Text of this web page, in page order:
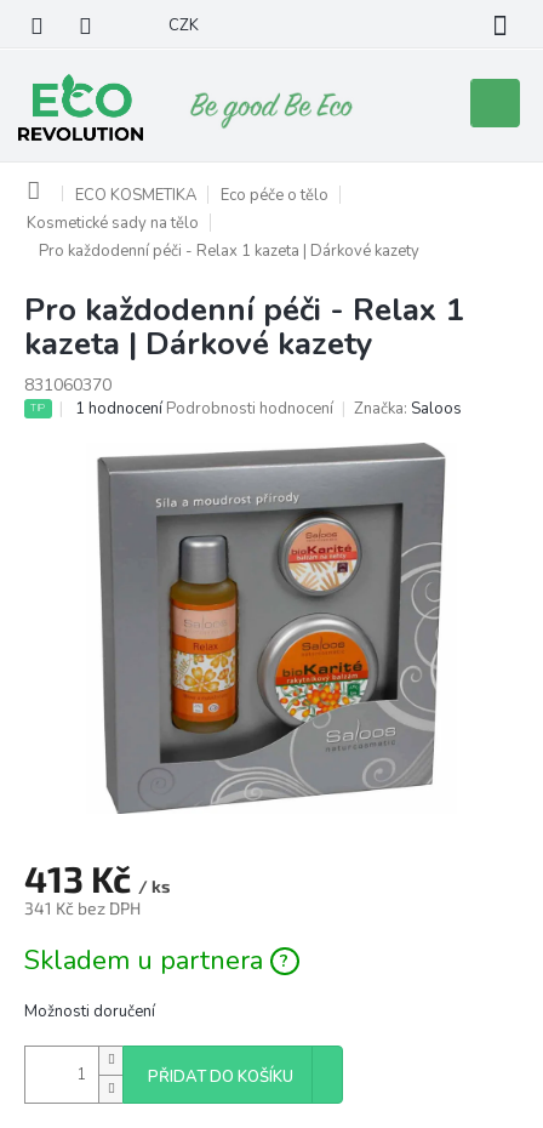
obsah
CZK
košík
Domů ECO KOSMETIKA
Eco péče o tělo
Kosmetické sady na tělo
Pro každodenní péči - Relax 1 kazeta | Dárkové kazety
Pro každodenní péči - Relax 1
kazeta | Dárkové kazety
831060370
TIP
Průměrné
hvězdiček.
1 hodnocení Podrobnosti hodnocení Značka: Saloos
413 Kč / ks
341 Kč bez DPH
cena:
Skladem u partnera
Možnosti doručení
PŘIDAT DO KOŠÍKU